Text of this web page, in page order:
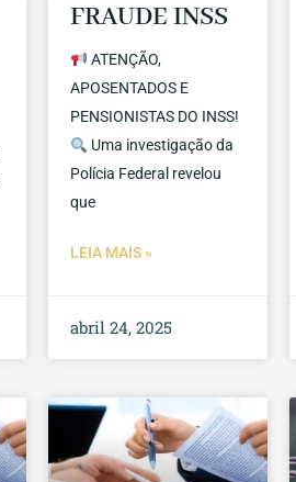
FRAUDE INSS
ATENÇÃO,
APOSENTADOS E
PENSIONISTAS DO INSS!
Uma investigação da
Polícia Federal revelou
que
LEIA MAIS »
abril 24, 2025